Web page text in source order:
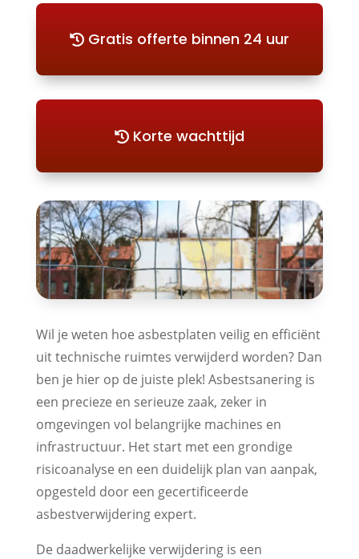
Gratis offerte binnen 24 uur
Korte wachttijd
Wil je weten hoe asbestplaten veilig en efficiënt
uit technische ruimtes verwijderd worden? Dan
ben je hier op de juiste plek! Asbestsanering is
een precieze en serieuze zaak, zeker in
omgevingen vol belangrijke machines en
infrastructuur. Het start met een grondige
risicoanalyse en een duidelijk plan van aanpak,
opgesteld door een gecertificeerde
asbestverwijdering expert.
De daadwerkelijke verwijdering is een